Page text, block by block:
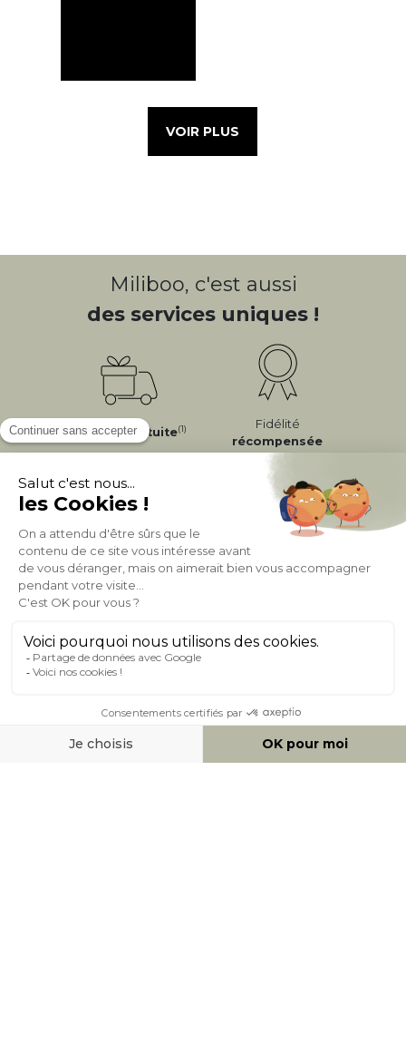
VOIR PLUS
Miliboo, c'est aussi
des services uniques !
LivraisonGratuite(1)
Fidélité
récompensée
Expéditionen
24/72h
Appelez-nous Au
050 92 00 74